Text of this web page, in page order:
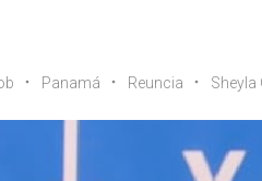
Panamá Reuncia Sheyla